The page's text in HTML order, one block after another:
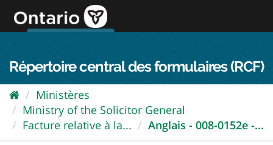
directement
au
Répertoire central des formulaires (RCF)
Ministères
Ministry of the Solicitor General
Facture relative à la...
Anglais - 008-0152e -...